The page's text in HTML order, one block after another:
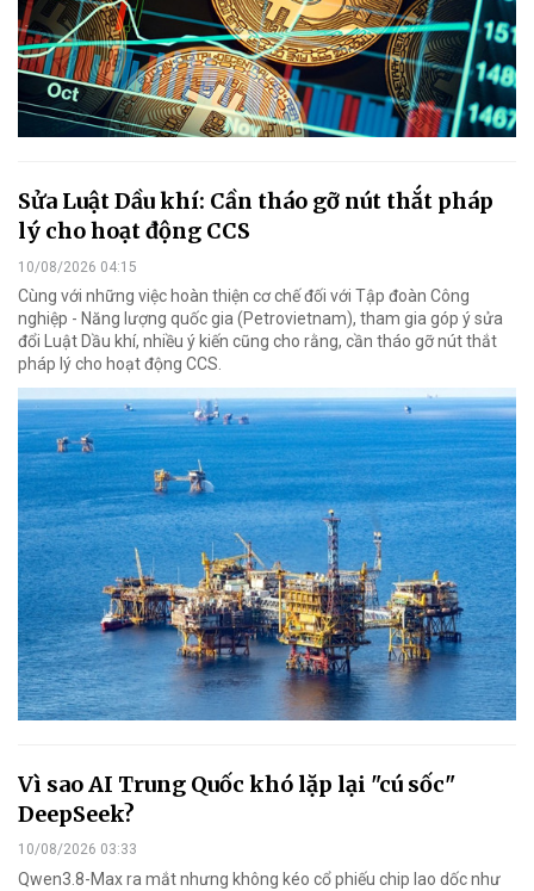
Sửa Luật Dầu khí: Cần tháo gỡ nút thắt pháp
lý cho hoạt động CCS
10/08/2026 04:15
Cùng với những việc hoàn thiện cơ chế đối với Tập đoàn Công
nghiệp - Năng lượng quốc gia (Petrovietnam), tham gia góp ý sửa
đổi Luật Dầu khí, nhiều ý kiến cũng cho rằng, cần tháo gỡ nút thắt
pháp lý cho hoạt động CCS.
Vì sao AI Trung Quốc khó lặp lại "cú sốc"
DeepSeek?
10/08/2026 03:33
Qwen3.8-Max ra mắt nhưng không kéo cổ phiếu chip lao dốc như